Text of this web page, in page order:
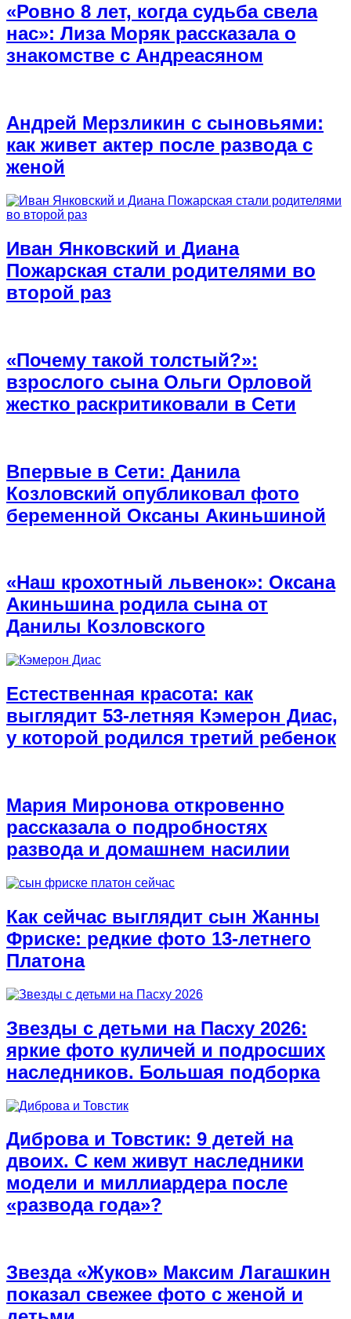
«Ровно 8 лет, когда судьба свела
нас»: Лиза Моряк рассказала о
знакомстве с Андреасяном
Андрей Мерзликин с сыновьями:
как живет актер после развода с
женой
Иван Янковский и Диана
Пожарская стали родителями во
второй раз
«Почему такой толстый?»:
взрослого сына Ольги Орловой
жестко раскритиковали в Сети
Впервые в Сети: Данила
Козловский опубликовал фото
беременной Оксаны Акиньшиной
«Наш крохотный львенок»: Оксана
Акиньшина родила сына от
Данилы Козловского
Естественная красота: как
выглядит 53-летняя Кэмерон Диас,
у которой родился третий ребенок
Мария Миронова откровенно
рассказала о подробностях
развода и домашнем насилии
Как сейчас выглядит сын Жанны
Фриске: редкие фото 13-летнего
Платона
Звезды с детьми на Пасху 2026:
яркие фото куличей и подросших
наследников. Большая подборка
Диброва и Товстик: 9 детей на
двоих. С кем живут наследники
модели и миллиардера после
«развода года»?
Звезда «Жуков» Максим Лагашкин
показал свежее фото с женой и